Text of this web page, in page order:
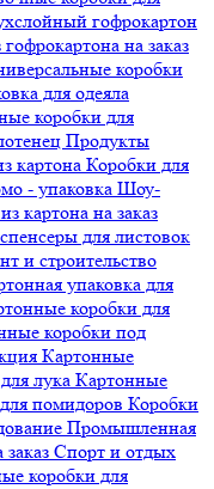
гофрокартон
на заказ
коробки
для одеяла
коробки для
Продукты
картона Коробки для
- упаковка Шоу-
картона на заказ
для листовок
и строительство
упаковка для
коробки для
коробки под
Картонные
лука Картонные
помидоров Коробки
Промышленная
Спорт и отдых
коробки для